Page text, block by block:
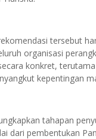
tersebut
organisasi
konkret,
kepentingan
tahapan
dari pembentukan